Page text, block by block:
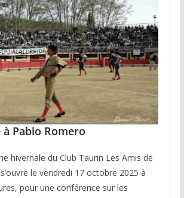
Pablo Romero
hivernale du Club Taurin Les Amis de
le vendredi 17 octobre 2025 à
pour une conférence sur les